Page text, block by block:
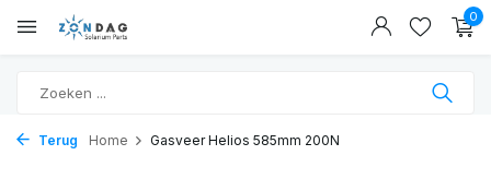
0
Terug Home Gasveer Helios 585mm 200N